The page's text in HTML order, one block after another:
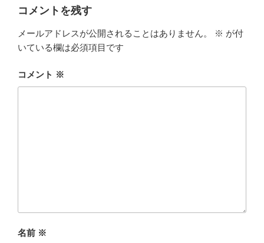
コメントを残す
メールアドレスが公開されることはありません。 ※ が付
いている欄は必須項目です
コメント ※
名前 ※